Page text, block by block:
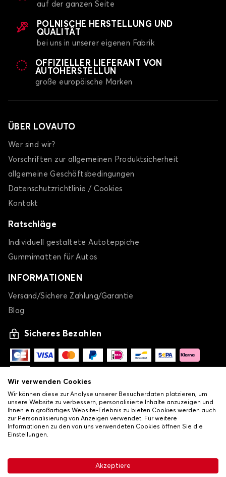
auf der ganzen Seite
POLNISCHE HERSTELLUNG UND
QUALITÄT
bei uns in unserer eigenen Fabrik
OFFIZIELLER LIEFERANT VON
AUTOHERSTELLUN
große europäische Marken
ÜBER LOVAUTO
Wer sind wir?
Vorschriften zur allgemeinen Produktsicherheit
allgemeine Geschäftsbedingungen
Datenschutzrichtlinie / Cookies
Kontakt
Ratschläge
Individuell gestaltete Autoteppiche
Gummimatten für Autos
INFORMATIONEN
Versand/Sichere Zahlung/Garantie
Blog
Sicheres Bezahlen
Allgemeine Verkaufsbedingungen•
Datenschutz- und Cookie-Richtlinie•Livraison
Wir verwenden Cookies
Wir können diese zur Analyse unserer Besucherdaten platzieren, um
unsere Website zu verbessern, personalisierte Inhalte anzuzeigen und
Ihnen ein großartiges Website-Erlebnis zu bieten.Cookies werden auch
zur Personalisierung von Anzeigen verwendet. Für weitere
Informationen zu den von uns verwendeten Cookies öffnen Sie die
Einstellungen.
Akzeptiere